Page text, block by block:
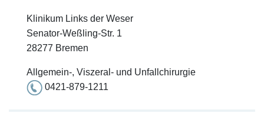
Klinikum Links der Weser
Senator-Weßling-Str. 1
28277 Bremen
Allgemein-, Viszeral- und Unfallchirurgie
0421-879-1211